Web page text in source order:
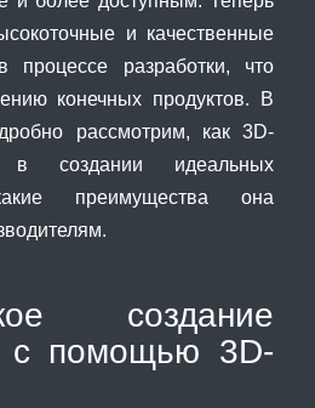
и качественные
процессе разработки, что
конечных продуктов. В
рассмотрим, как 3D-
в создании идеальных
преимущества она
создание
с помощью 3D-